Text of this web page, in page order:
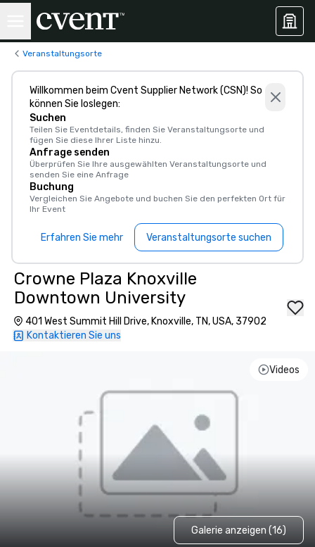
Veranstaltungsorte
Willkommen beim Cvent Supplier Network (CSN)! So
können Sie loslegen:
Suchen
Teilen Sie Eventdetails, finden Sie Veranstaltungsorte und
fügen Sie diese Ihrer Liste hinzu.
Anfrage senden
Überprüfen Sie Ihre ausgewählten Veranstaltungsorte und
senden Sie eine Anfrage
Buchung
Vergleichen Sie Angebote und buchen Sie den perfekten Ort für
Ihr Event
Erfahren Sie mehr Veranstaltungsorte suchen
Crowne Plaza Knoxville
Downtown University
401 West Summit Hill Drive, Knoxville, TN, USA, 37902
Kontaktieren Sie uns
Videos
Galerie anzeigen (16)